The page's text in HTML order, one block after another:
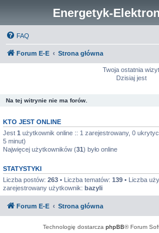
Energetyk-
FAQ
Forum E-E Strona główna
Twoja ostatnia
Dzisiaj jest
Na tej witrynie nie ma forów.
KTO JEST ONLINE
Jest 1 użytkownik online :: 1 zarejestrowany, 0
5 minut)
Najwięcej użytkowników (31) było online
STATYSTYKI
Liczba postów: 263 • Liczba tematów: 139 • Liczba
zarejestrowany użytkownik: bazyli
Forum E-E Strona główna
Technologię dostarcza phpBB® Forum